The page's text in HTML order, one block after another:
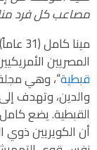
مصاعب كل فرد منا
مينا
المصريين
قبطية“، وهي مجلة
والدين، وتهدف
القبطية. يضع
أن الكويريين